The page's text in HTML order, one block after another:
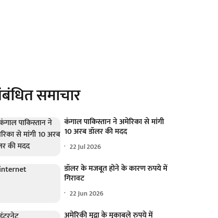
समाचार
कंगाल पाकिस्तान ने अमेरिका से मांगी
10 अरब डॉलर की मदद
22 Jul 2026
डॉलर के मजबूत होने के कारण रुपये में
गिरावट
22 Jun 2026